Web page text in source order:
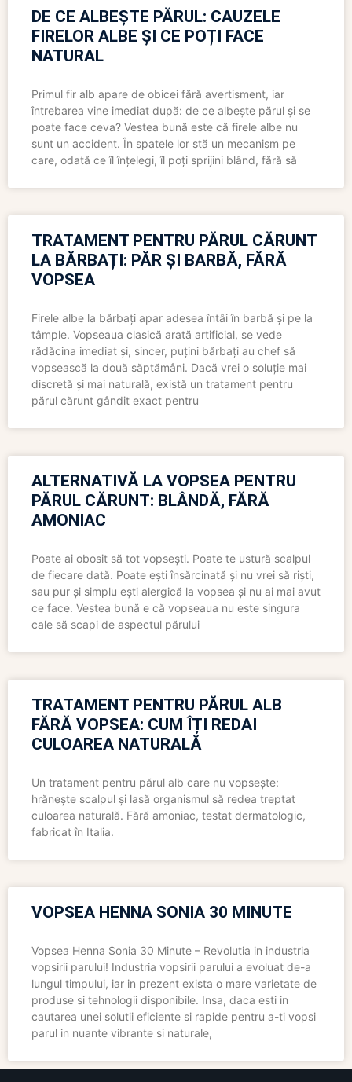
DE CE ALBEȘTE PĂRUL: CAUZELE
FIRELOR ALBE ȘI CE POȚI FACE
NATURAL
Primul fir alb apare de obicei fără avertisment, iar
întrebarea vine imediat după: de ce albește părul și se
poate face ceva? Vestea bună este că firele albe nu
sunt un accident. În spatele lor stă un mecanism pe
care, odată ce îl înțelegi, îl poți sprijini blând, fără să
TRATAMENT PENTRU PĂRUL CĂRUNT
LA BĂRBAȚI: PĂR ȘI BARBĂ, FĂRĂ
VOPSEA
Firele albe la bărbați apar adesea întâi în barbă și pe la
tâmple. Vopseaua clasică arată artificial, se vede
rădăcina imediat și, sincer, puțini bărbați au chef să
vopsească la două săptămâni. Dacă vrei o soluție mai
discretă și mai naturală, există un tratament pentru
părul cărunt gândit exact pentru
ALTERNATIVĂ LA VOPSEA PENTRU
PĂRUL CĂRUNT: BLÂNDĂ, FĂRĂ
AMONIAC
Poate ai obosit să tot vopsești. Poate te ustură scalpul
de fiecare dată. Poate ești însărcinată și nu vrei să riști,
sau pur și simplu ești alergică la vopsea și nu ai mai avut
ce face. Vestea bună e că vopseaua nu este singura
cale să scapi de aspectul părului
TRATAMENT PENTRU PĂRUL ALB
FĂRĂ VOPSEA: CUM ÎȚI REDAI
CULOAREA NATURALĂ
Un tratament pentru părul alb care nu vopsește:
hrănește scalpul și lasă organismul să redea treptat
culoarea naturală. Fără amoniac, testat dermatologic,
fabricat în Italia.
VOPSEA HENNA SONIA 30 MINUTE
Vopsea Henna Sonia 30 Minute – Revolutia in industria
vopsirii parului! Industria vopsirii parului a evoluat de-a
lungul timpului, iar in prezent exista o mare varietate de
produse si tehnologii disponibile. Insa, daca esti in
cautarea unei solutii eficiente si rapide pentru a-ti vopsi
parul in nuante vibrante si naturale,